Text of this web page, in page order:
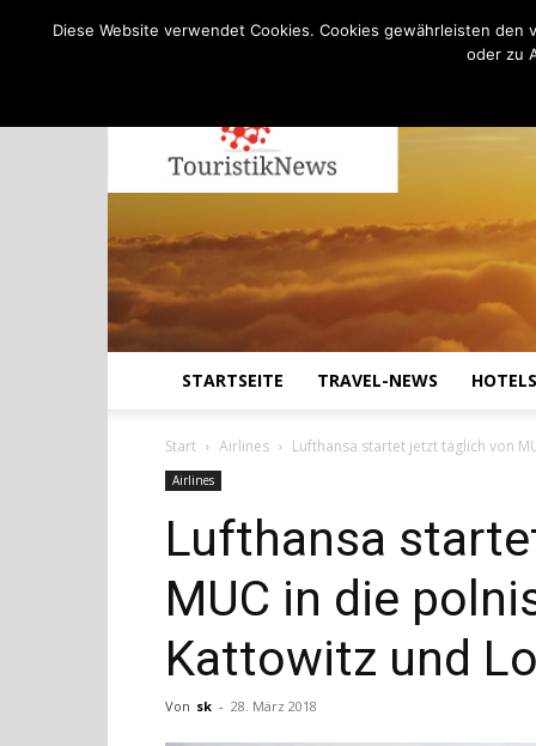
STARTSEITE TRAVEL-NEWS HOTELS
Start Airlines Lufthansa startet jetzt täglich von
Airlines
Lufthansa
MUC in die
Kattowitz und
Von sk - 28. März 2018
Diese Website verwendet Cookies. Cookies gewährleisten
oder zu